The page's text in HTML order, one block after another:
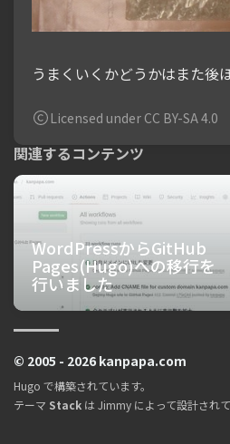
うまくいくかどうかはまた後ほ
Licensed under CC BY-SA 4.0
関連するコンテンツ
WordPressからGitHub
Pages(Hugo)への移行を
行いました
© 2005 - 2026 kanpapa.com
Hugo で構築されています。
テーマ Stack は Jimmy によって設計されて